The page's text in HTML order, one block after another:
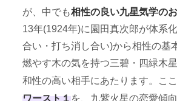
が、中でも相性の良い九星気学の
13年(1924年)に園田真次郎が体系
合い・打ち消し合い)から相性の基
燃やす木の気を持つ三碧・四緑木
和性の高い相手にあたります。こ
ワースト１を、九紫火星の恋愛傾